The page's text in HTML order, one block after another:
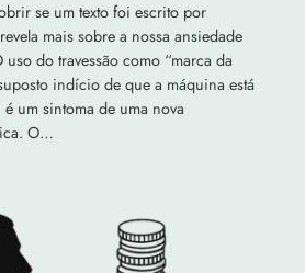
se um texto foi escrito por
mais sobre a nossa ansiedade
do travessão como “marca da
indício de que a máquina está
um sintoma de uma nova
O…